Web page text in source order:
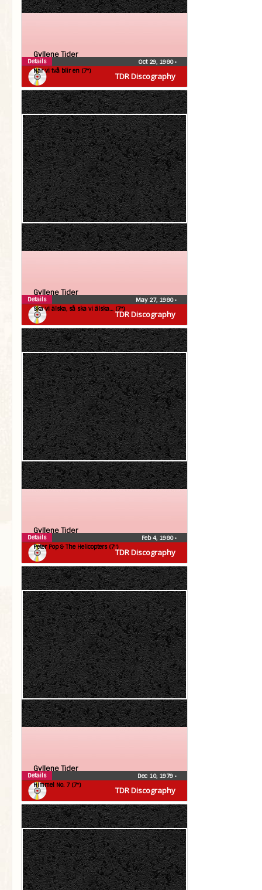
TDR Discography
Gyllene Tider
När vi två blir en (7″)
Oct 29, 1980•
Details
TDR Discography
Gyllene Tider
Ska vi älska, så ska vi älska… (7″)
May 27, 1980•
Details
TDR Discography
Gyllene Tider
Peter Pop & The Helicopters (7″)
Feb 4, 1980•
Details
TDR Discography
Gyllene Tider
Himmel No. 7 (7″)
Dec 10, 1979 •
Details